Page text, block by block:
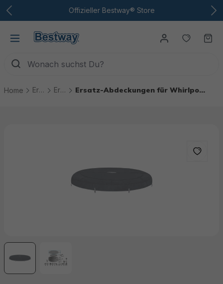
Zum Hauptinhalt Offizieller Bestway® Store
Du
Home Ersatzteile Ersatzteile Whirlpools Ersatz-Abdeckungen für Whirlpools